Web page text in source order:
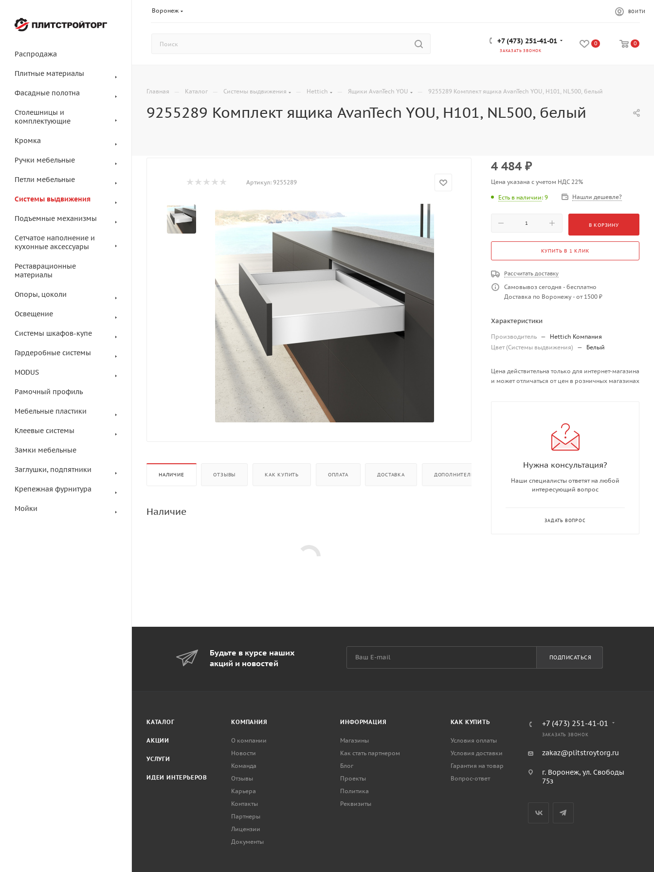
Воронеж ВОЙТИ
+7 (473) 251-41-01
ЗАКАЗАТЬ ЗВОНОК
0 0
Распродажа
Плитные материалы
Фасадные полотна
Столешницы и
комплектующие
Кромка
Ручки мебельные
Петли мебельные
Системы выдвижения
Подъемные механизмы
Сетчатое наполнение и
кухонные аксессуары
Реставрационные
материалы
Опоры, цоколи
Освещение
Системы шкафов-купе
Гардеробные системы
MODUS
Рамочный профиль
Мебельные пластики
Клеевые системы
Замки мебельные
Заглушки, подпятники
Крепежная фурнитура
Мойки
Главная — Каталог — Системы выдвижения — Hettich — Ящики AvanTech YOU — 9255289 Комплект ящика AvanTech YOU, Н101, NL500, белый
9255289 Комплект ящика AvanTech YOU, Н101, NL500, белый
Артикул: 9255289
НАЛИЧИЕ ОТЗЫВЫ КАК КУПИТЬ ОПЛАТА ДОСТАВКА ДОПОЛНИТЕЛЬНО
Наличие
4 484 ₽
Цена указана с учетом НДС 22%
Есть в наличии: 9 Нашли дешевле?
В КОРЗИНУ
КУПИТЬ В 1 КЛИК
Рассчитать доставку
Самовывоз сегодня - бесплатно
Доставка по Воронежу - от 1500 ₽
Характеристики
Производитель —
Hettich Компания
Цвет (Системы выдвижения)
— Белый
Цена действительна только для интернет-магазина
и может отличаться от цен в розничных магазинах
Нужна консультация?
Наши специалисты ответят на любой
интересующий вопрос
ЗАДАТЬ ВОПРОС
Будьте в курсе наших
акций и новостей
ПОДПИСАТЬСЯ
КАТАЛОГ
АКЦИИ
УСЛУГИ
ИДЕИ ИНТЕРЬЕРОВ
КОМПАНИЯ
О компании
Новости
Команда
Отзывы
Карьера
Контакты
Партнеры
Лицензии
Документы
ИНФОРМАЦИЯ
Магазины
Как стать партнером
Блог
Проекты
Политика
Реквизиты
КАК КУПИТЬ
Условия оплаты
Условия доставки
Гарантия на товар
Вопрос-ответ
+7 (473) 251-41-01
ЗАКАЗАТЬ ЗВОНОК
zakaz@plitstroytorg.ru
г. Воронеж, ул. Свободы
75з